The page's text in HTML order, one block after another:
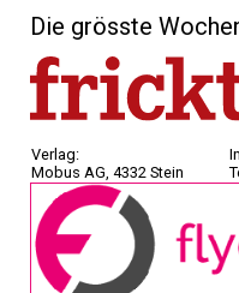
Die grösste
Verlag:
Mobus AG, 4332 Stein